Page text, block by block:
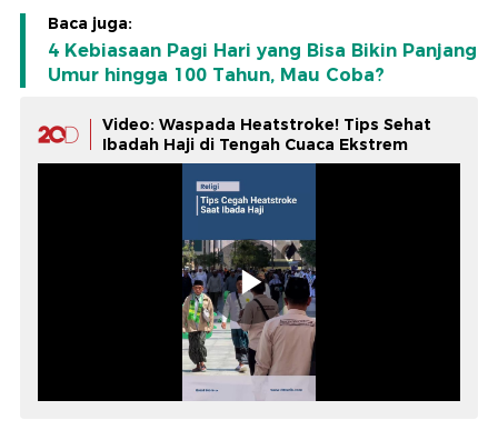
Baca juga:
4 Kebiasaan Pagi Hari yang Bisa Bikin Panjang
Umur hingga 100 Tahun, Mau Coba?
Video: Waspada Heatstroke! Tips Sehat
Ibadah Haji di Tengah Cuaca Ekstrem